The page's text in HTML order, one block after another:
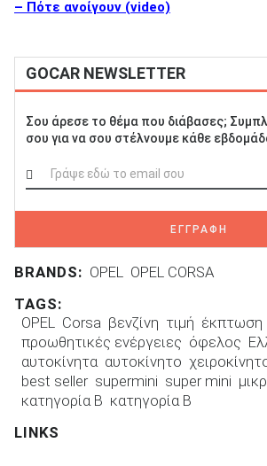
– Πότε ανοίγουν (video)
GOCAR NEWSLETTER
Σου άρεσε το θέμα που διάβασες;
σου για να σου στέλνουμε κάθε
ΕΓΓΡΑΦΗ
BRANDS: OPEL
OPEL CORSA
TAGS:
OPEL
Corsa βενζίνη τιμή έκπτωση
προωθητικές ενέργειες όφελος
αυτοκίνητα αυτοκίνητο
best seller supermini super mini
κατηγορία B κατηγορία Β
LINKS